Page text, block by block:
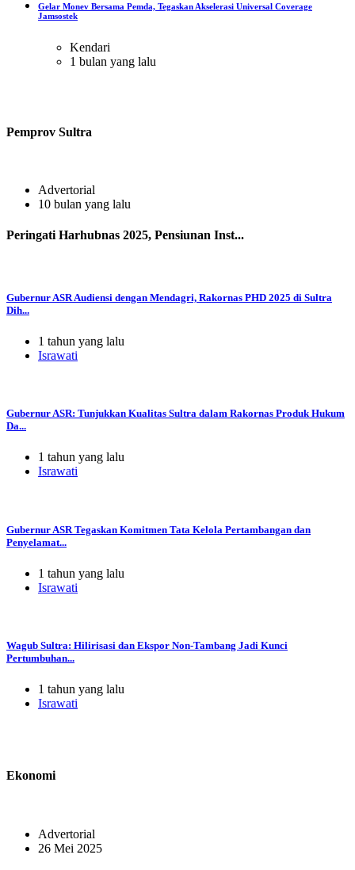
Gelar Monev Bersama Pemda, Tegaskan Akselerasi Universal Coverage
Jamsostek
Kendari
1 bulan yang lalu
Pemprov Sultra
Advertorial
10 bulan yang lalu
Peringati Harhubnas 2025, Pensiunan Inst...
Gubernur ASR Audiensi dengan Mendagri, Rakornas PHD 2025 di Sultra
Dih...
1 tahun yang lalu
Israwati
Gubernur ASR: Tunjukkan Kualitas Sultra dalam Rakornas Produk Hukum
Da...
1 tahun yang lalu
Israwati
Gubernur ASR Tegaskan Komitmen Tata Kelola Pertambangan dan
Penyelamat...
1 tahun yang lalu
Israwati
Wagub Sultra: Hilirisasi dan Ekspor Non-Tambang Jadi Kunci
Pertumbuhan...
1 tahun yang lalu
Israwati
Ekonomi
Advertorial
26 Mei 2025